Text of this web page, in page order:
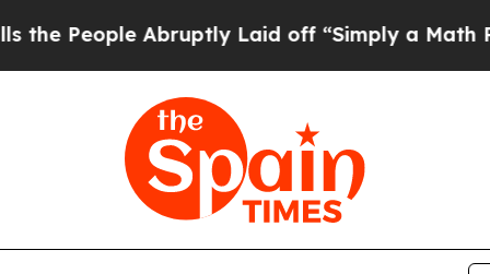
Abruptly Laid off “Simply a Math Problem